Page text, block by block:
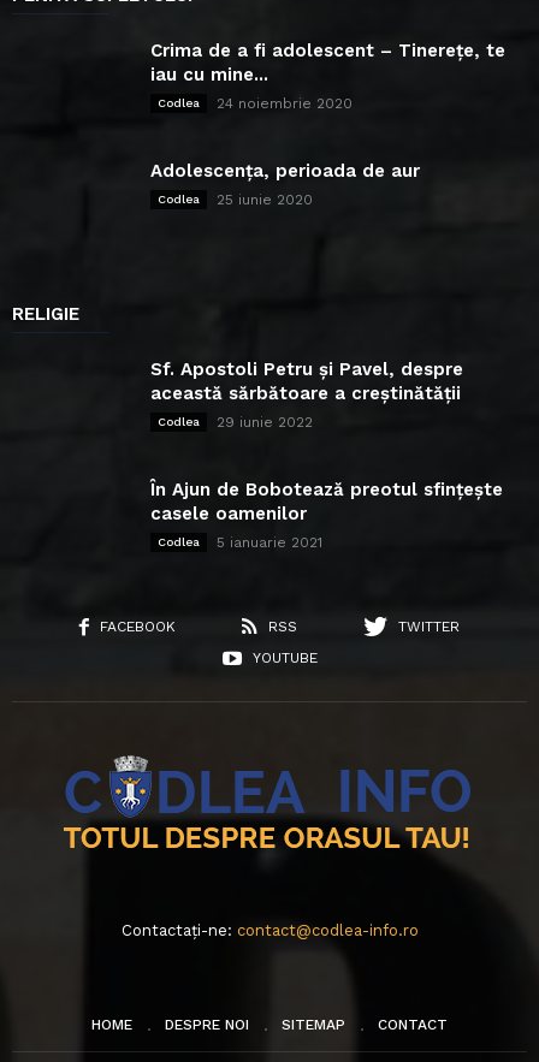
Crima de a fi adolescent – Tinerețe, te
iau cu mine...
Codlea 24 noiembrie 2020
Adolescența, perioada de aur
Codlea 25 iunie 2020
RELIGIE
Sf. Apostoli Petru și Pavel, despre
această sărbătoare a creștinătății
Codlea 29 iunie 2022
În Ajun de Bobotează preotul sfințește
casele oamenilor
Codlea 5 ianuarie 2021
FACEBOOK RSS
TWITTER
YOUTUBE
Contactați-ne: contact@codlea-info.ro
HOME DESPRE NOI SITEMAP CONTACT